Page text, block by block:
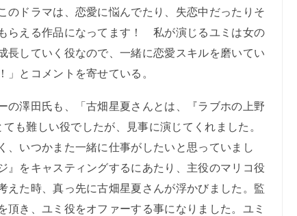
ドラマは、恋愛に悩んでたり、失恋中だったりそ
らえる作品になってます！ 私が演じるユミは女の
長していく役なので、一緒に恋愛スキルを磨いてい
とコメントを寄せている。
澤田氏も、「古畑星夏さんとは、『ラブホの上野
も難しい役でしたが、見事に演じてくれました。
、いつかまた一緒に仕事がしたいと思っていまし
』をキャスティングするにあたり、主役のマリコ役
えた時、真っ先に古畑星夏さんが浮かびました。監
き、ユミ役をオファーする事になりました。ユミ